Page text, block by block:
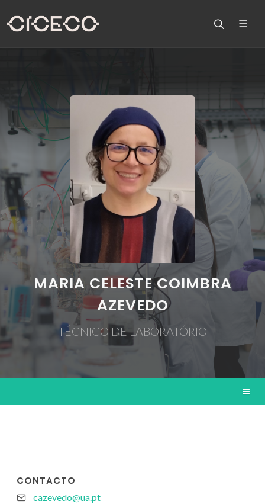
MARIA CELESTE COIMBRA
AZEVEDO
TÉCNICO DE LABORATÓRIO
CONTACTO
cazevedo@ua.pt